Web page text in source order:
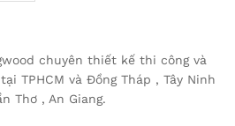
chuyên thiết kế thi công và
TPHCM và Đồng Tháp , Tây Ninh
Thơ , An Giang.